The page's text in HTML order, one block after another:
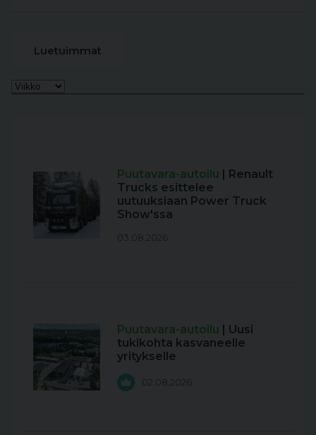
Luetuimmat
Puutavara-autoilu | Renault
Trucks esittelee
uutuuksiaan Power Truck
Show'ssa
03.08.2026
Puutavara-autoilu | Uusi
tukikohta kasvaneelle
yritykselle
02.08.2026